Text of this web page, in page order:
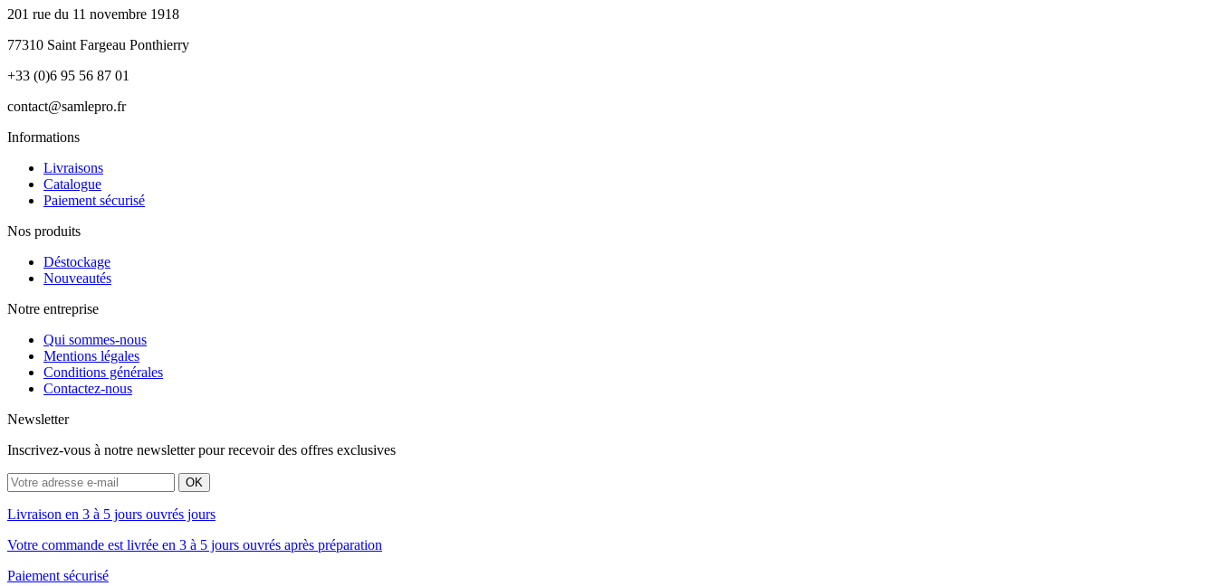
201 rue du 11 novembre 1918
77310 Saint Fargeau Ponthierry
+33 (0)6 95 56 87 01
contact@samlepro.fr
Informations
Livraisons
Catalogue
Paiement sécurisé
Nos produits
Déstockage
Nouveautés
Notre entreprise
Qui sommes-nous
Mentions légales
Conditions générales
Contactez-nous
Newsletter
Inscrivez-vous à notre newsletter pour recevoir des offres exclusives
Livraison en 3 à 5 jours ouvrés jours
Votre commande est livrée en 3 à 5 jours ouvrés après préparation
Paiement sécurisé